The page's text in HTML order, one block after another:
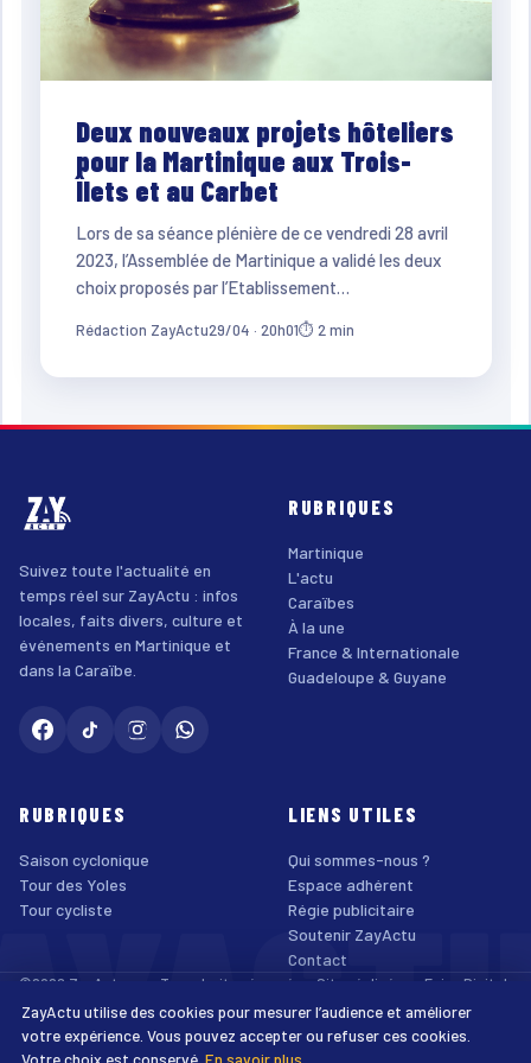
Deux nouveaux projets hôteliers
pour la Martinique aux Trois-
Îlets et au Carbet
Lors de sa séance plénière de ce vendredi 28 avril
2023, l’Assemblée de Martinique a validé les deux
choix proposés par l’Etablissement…
Rédaction ZayActu29/04 · 20h01⏱ 2 min
Suivez toute l'actualité en
temps réel sur ZayActu : infos
locales, faits divers, culture et
événements en Martinique et
dans la Caraïbe.
RUBRIQUES
Martinique
L'actu
Caraïbes
À la une
France & Internationale
Guadeloupe & Guyane
RUBRIQUES
Saison cyclonique
Tour des Yoles
Tour cycliste
LIENS UTILES
Qui sommes-nous ?
Espace adhérent
Régie publicitaire
Soutenir ZayActu
Contact
©2026 ZayActu.org. Tous droits réservés. · Site réalisé par Enjoy Digital
Agency
Mentions légales
Confidentialité Cookies Accessibilité
ZayActu utilise des cookies pour mesurer l’audience et améliorer
votre expérience. Vous pouvez accepter ou refuser ces cookies.
Votre choix est conservé. En savoir plus